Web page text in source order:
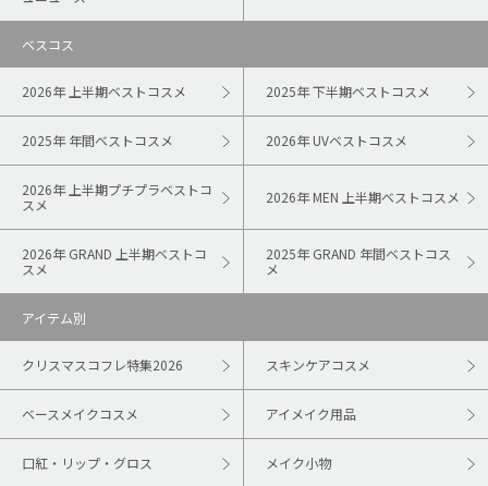
ベスコス
2026年 上半期ベストコスメ 2025年 下半期ベストコスメ
2025年 年間ベストコスメ 2026年 UVベストコスメ
2026年 上半期プチプラベストコ
スメ
2026年 MEN 上半期ベストコスメ
2026年 GRAND 上半期ベストコ
スメ
2025年 GRAND 年間ベストコス
メ
アイテム別
クリスマスコフレ特集2026 スキンケアコスメ
ベースメイクコスメ アイメイク用品
口紅・リップ・グロス メイク小物